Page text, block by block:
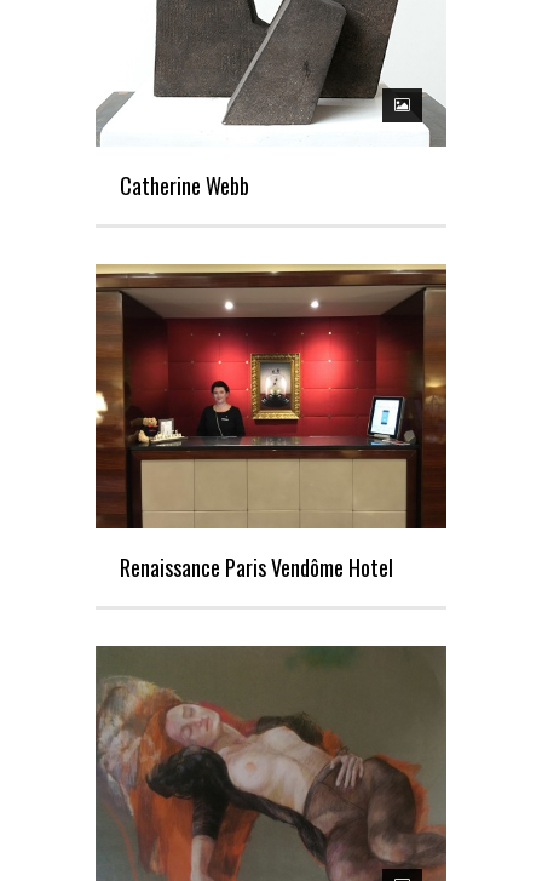
Catherine Webb
Renaissance Paris Vendôme Hotel